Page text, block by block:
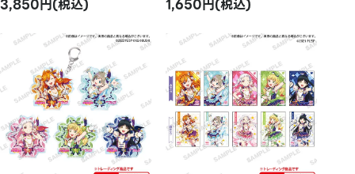
3,850円(税込) 1,650円(税込)